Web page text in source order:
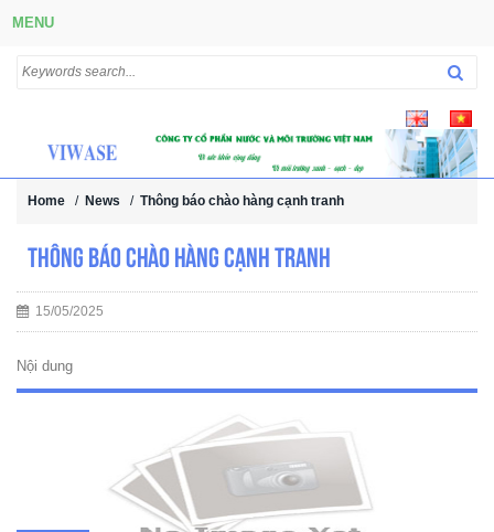
MENU
Home / News / Thông báo chào hàng cạnh tranh
Thông báo chào hàng cạnh tranh
15/05/2025
Nội dung